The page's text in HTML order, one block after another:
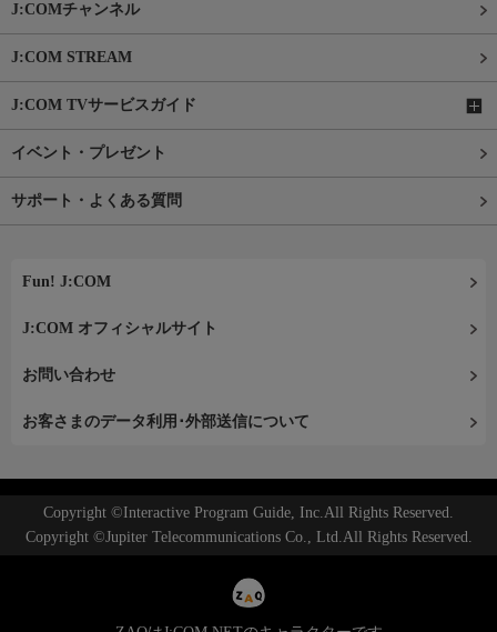
J:COMチャンネル
J:COM STREAM
J:COM TVサービスガイド
イベント・プレゼント
サポート・よくある質問
Fun! J:COM
J:COM オフィシャルサイト
お問い合わせ
お客さまのデータ利用･外部送信について
Copyright ©Interactive Program Guide, Inc.All Rights Reserved.
Copyright ©Jupiter Telecommunications Co., Ltd.All Rights Reserved.